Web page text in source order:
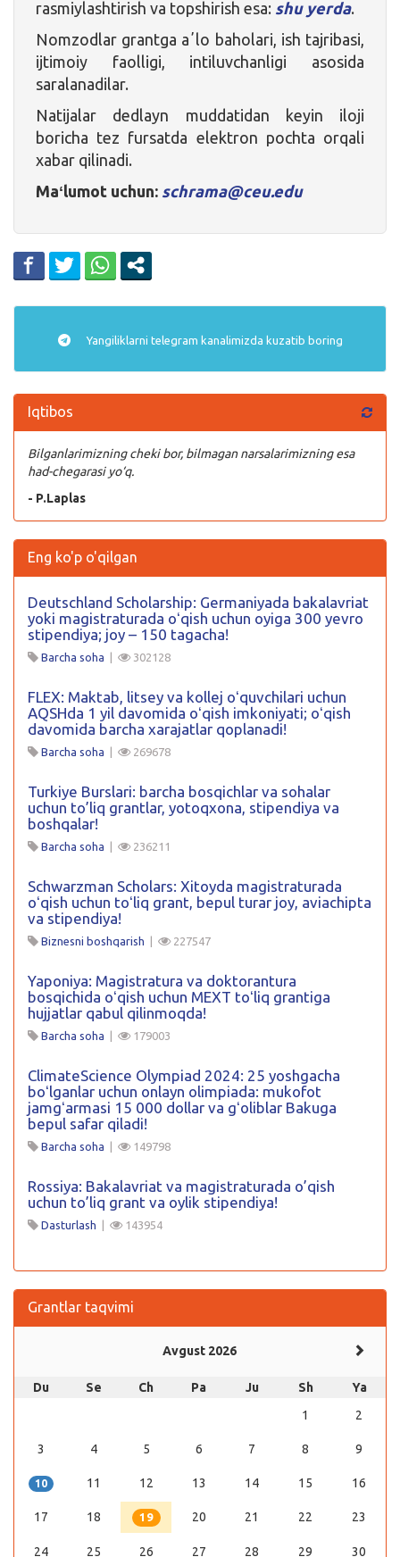
rasmiylashtirish va topshirish esa: shu yerda.
Nomzodlar grantga aʼlo baholari, ish tajribasi,
ijtimoiy faolligi, intiluvchanligi asosida
saralanadilar.
Natijalar dedlayn muddatidan keyin iloji
boricha tez fursatda elektron pochta orqali
xabar qilinadi.
Maʻlumot uchun: schrama@ceu.edu
Yangiliklarni telegram kanalimizda kuzatib boring
Iqtibos
Bilganlarimizning cheki bor, bilmagan narsalarimizning esa
had-chegarasi yo‘q.
- P.Laplas
Eng ko'p o'qilgan
Deutschland Scholarship: Germaniyada bakalavriat
yoki magistraturada oʻqish uchun oyiga 300 yevro
stipendiya; joy – 150 tagacha!
Barcha soha | 302128
FLEX: Maktab, litsey va kollej oʻquvchilari uchun
AQSHda 1 yil davomida oʻqish imkoniyati; oʻqish
davomida barcha xarajatlar qoplanadi!
Barcha soha | 269678
Turkiye Burslari: barcha bosqichlar va sohalar
uchun to’liq grantlar, yotoqxona, stipendiya va
boshqalar!
Barcha soha | 236211
Schwarzman Scholars: Xitoyda magistraturada
oʻqish uchun toʻliq grant, bepul turar joy, aviachipta
va stipendiya!
Biznesni boshqarish | 227547
Yaponiya: Magistratura va doktorantura
bosqichida oʻqish uchun MEXT toʻliq grantiga
hujjatlar qabul qilinmoqda!
Barcha soha | 179003
ClimateScience Olympiad 2024: 25 yoshgacha
boʻlganlar uchun onlayn olimpiada: mukofot
jamgʻarmasi 15 000 dollar va gʻoliblar Bakuga
bepul safar qiladi!
Barcha soha | 149798
Rossiya: Bakalavriat va magistraturada o’qish
uchun to’liq grant va oylik stipendiya!
Dasturlash | 143954
Grantlar taqvimi
Avgust 2026
Du Se Ch Pa Ju Sh
Ya
1
2
3 4 5 6 7 8 9
10 11 12 13 14 15 16
17 18 19 20 21 22 23
24 25 26 27 28 29 30